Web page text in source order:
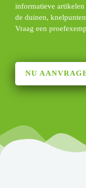
informatieve artikelen
de duinen,
Vraag een
NU